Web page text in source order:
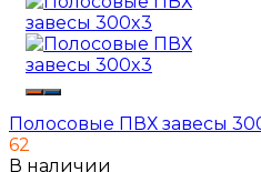
Полосовые ПВХ завесы
62
В наличии